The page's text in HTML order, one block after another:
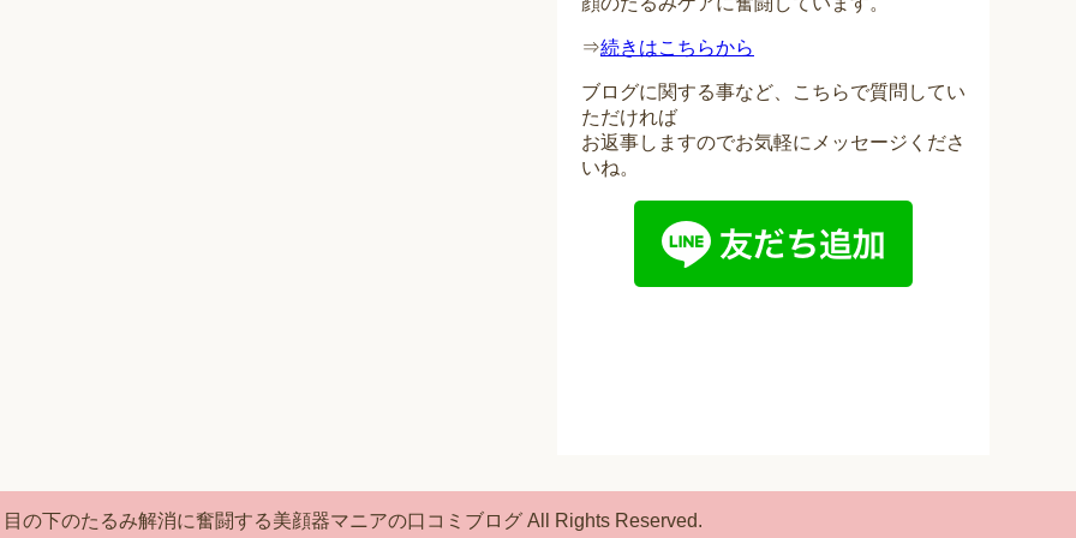
⇒続きはこちらから
ブログに関する事など、こちらで質問してい
ただければ
お返事しますのでお気軽にメッセージくださ
いね。
の下のたるみ解消に奮闘する美顔器マニアの口コミブログ All Rights Reserved.